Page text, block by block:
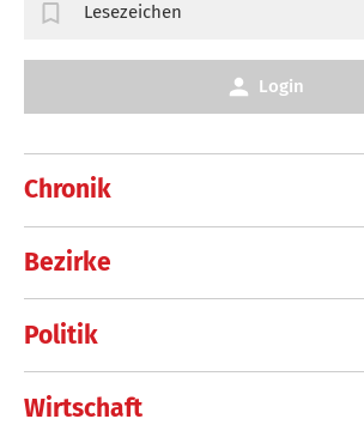
Chronik
Bezirke
Politik
Wirtschaft
Lesezeichen
Login